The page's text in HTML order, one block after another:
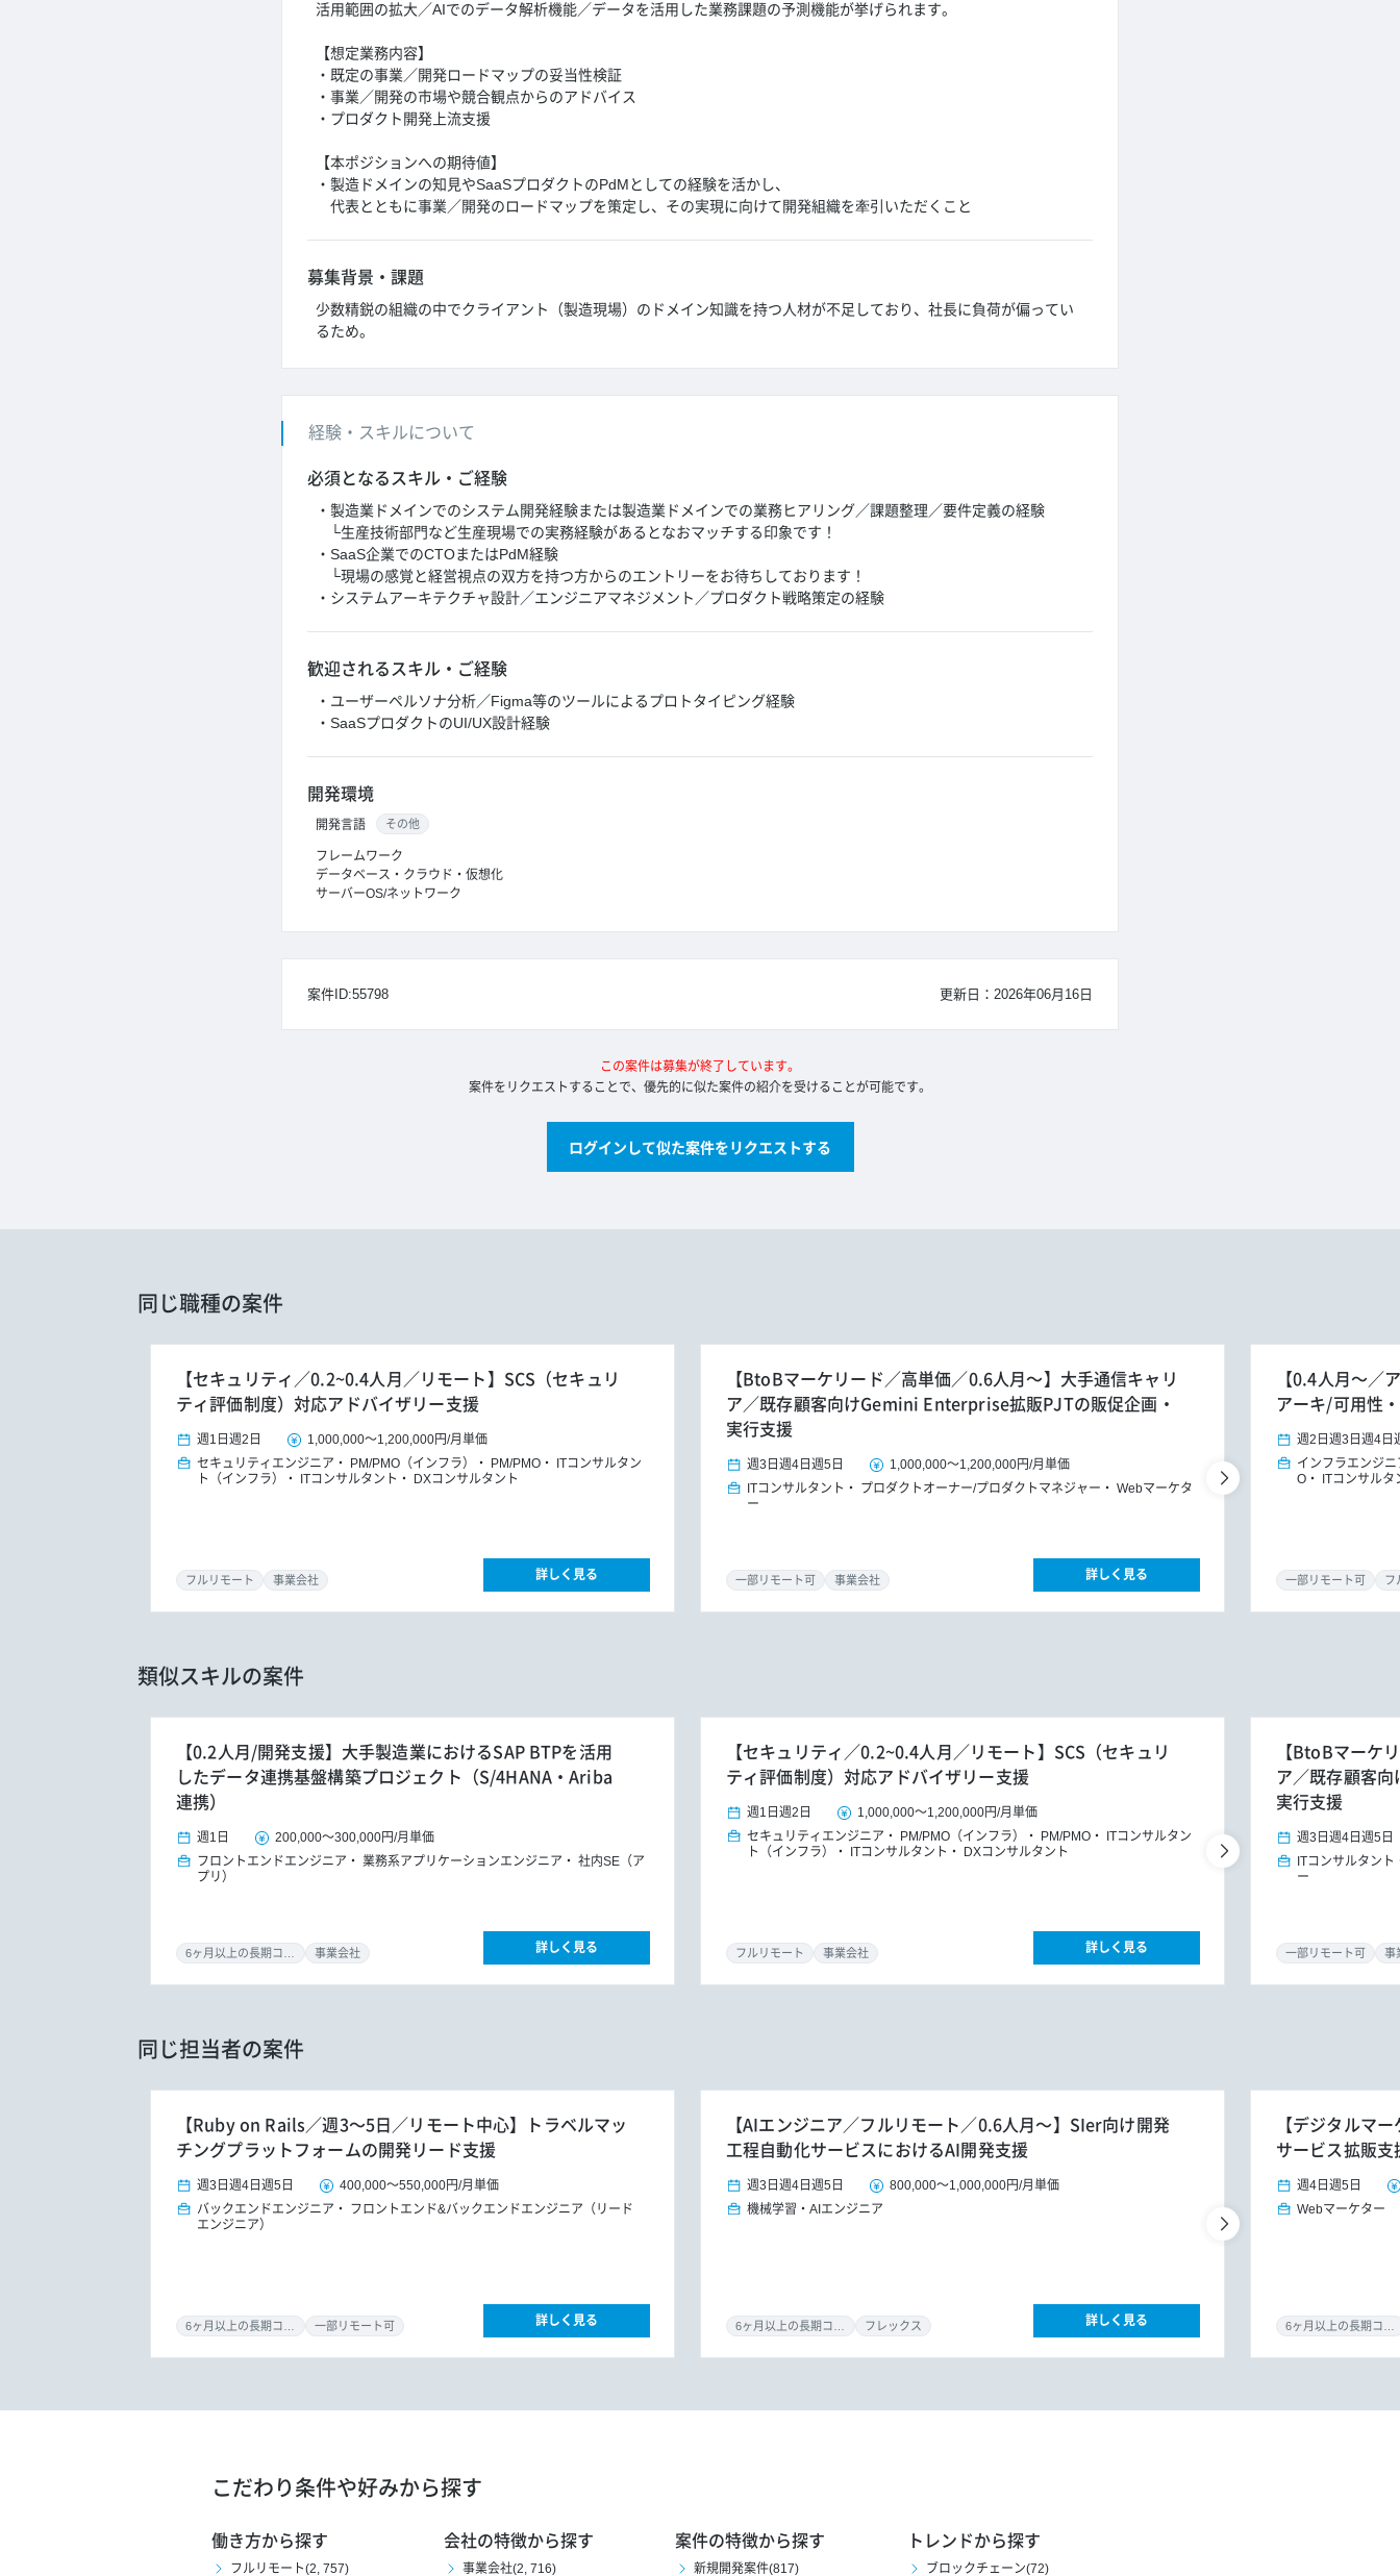
活用範囲の拡大／AIでのデータ解析機能／データを活用した業務課題の予測機能が挙げられます。
【想定業務内容】
・既定の事業／開発ロードマップの妥当性検証
・事業／開発の市場や競合観点からのアドバイス
・プロダクト開発上流支援
【本ポジションへの期待値】
・製造ドメインの知見やSaaSプロダクトのPdMとしての経験を活かし、
代表とともに事業／開発のロードマップを策定し、その実現に向けて開発組織を牽引いただくこと
募集背景・課題
少数精鋭の組織の中でクライアント（製造現場）のドメイン知識を持つ人材が不足しており、社長に負荷が偏ってい
るため。
経験・スキルについて
必須となるスキル・ご経験
・製造業ドメインでのシステム開発経験または製造業ドメインでの業務ヒアリング／課題整理／要件定義の経験
└生産技術部門など生産現場での実務経験があるとなおマッチする印象です！
・SaaS企業でのCTOまたはPdM経験
└現場の感覚と経営視点の双方を持つ方からのエントリーをお待ちしております！
・システムアーキテクチャ設計／エンジニアマネジメント／プロダクト戦略策定の経験
歓迎されるスキル・ご経験
・ユーザーペルソナ分析／Figma等のツールによるプロトタイピング経験
・SaaSプロダクトのUI/UX設計経験
開発環境
開発言語 その他
フレームワーク
データベース・クラウド・仮想化
サーバーOS/ネットワーク
更新日：2026年06月16日
案件ID:55798
この案件は募集が終了しています。
案件をリクエストすることで、優先的に似た案件の紹介を受けることが可能です。
ログインして似た案件をリクエストする
同じ職種の案件
【セキュリティ／0.2~0.4人月／リモート】SCS（セキュリ
ティ評価制度）対応アドバイザリー支援
週1日 週2日 1,000,000～1,200,000円/月単価
セキュリティエンジニア
PM/PMO（インフラ） PM/PMO
ITコンサルタン
ト（インフラ）
ITコンサルタント DXコンサルタント
フルリモート 事業会社 詳しく見る
【BtoBマーケリード／高単価／0.6人月～】大手通信キャリ
ア／既存顧客向けGemini Enterprise拡販PJTの販促企画・
実行支援
週3日 週4日 週5日 1,000,000～1,200,000円/月単価
ITコンサルタント
プロダクトオーナー/プロダクトマネジャー
Webマーケタ
ー
一部リモート可 事業会社 詳しく見る
【0.4人月～／
アーキ/可用性
週2日 週3日 週4日
インフラエンジニ
O
ITコンサル
一部リモート可 フ
類似スキルの案件
【0.2人月/開発支援】大手製造業におけるSAP BTPを活用
したデータ連携基盤構築プロジェクト（S/4HANA・Ariba
連携）
週1日 200,000～300,000円/月単価
フロントエンドエンジニア
業務系アプリケーションエンジニア
社内SE（ア
プリ）
事業会社 詳しく見る
【セキュリティ／0.2~0.4人月／リモート】SCS（セキュリ
ティ評価制度）対応アドバイザリー支援
週1日 週2日 1,000,000～1,200,000円/月単価
セキュリティエンジニア
PM/PMO（インフラ） PM/PMO
ITコンサルタン
ト（インフラ）
ITコンサルタント DXコンサルタント
フルリモート 事業会社 詳しく見る
【BtoBマーケ
ア／既存顧客
実行支援
週3日 週4日 週5日
ITコンサルタント
ー
一部リモート可 事
同じ担当者の案件
【Ruby on Rails／週3～5日／リモート中心】トラベルマッ
チングプラットフォームの開発リード支援
週3日 週4日 週5日 400,000～550,000円/月単価
バックエンドエンジニア
フロントエンド&バックエンドエンジニア（リード
エンジニア）
一部リモート可 詳しく見る
【AIエンジニア／フルリモート／0.6人月～】SIer向け開発
工程自動化サービスにおけるAI開発支援
週3日 週4日 週5日 800,000～1,000,000円/月単価
機械学習・AIエンジニア
フレックス 詳しく見る
【デジタルマ
サービス拡販
週4日 週5日
Webマーケター
こだわり条件や好みから探す
働き方から探す
フルリモート(2, 757)
会社の特徴から探す
事業会社(2, 716)
案件の特徴から探す
新規開発案件(817)
トレンドから探す
ブロックチェーン(72)